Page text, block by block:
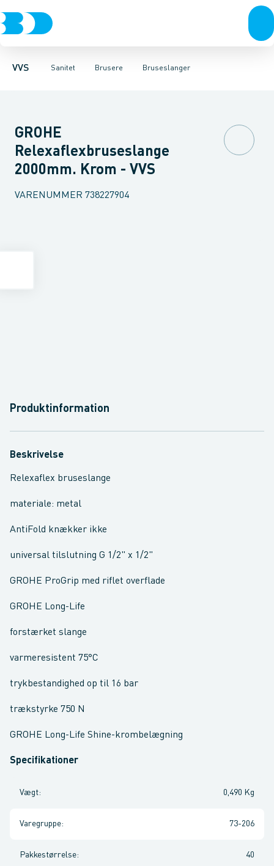
VVS Sanitet
Rør & fittingsPressfittings & rørKuglehaner & ventiler
Brusere
Toiletter, sæder og cisterner VaskeArmaturer
Bruseslanger
HåndbrusereBruseslanger BrusesætBrusestænger
GROHE
Relexaflexbruseslange
2000mm. Krom - VVS
VARENUMMER 738227904
Produktinformation
Beskrivelse
Relexaflex bruseslange
materiale: metal
AntiFold knækker ikke
universal tilslutning G 1/2" x 1/2"
GROHE ProGrip med riflet overflade
GROHE Long-Life
forstærket slange
varmeresistent 75°C
trykbestandighed op til 16 bar
trækstyrke 750 N
GROHE Long-Life Shine-krombelægning
Specifikationer
Vægt: 0,490 Kg
Varegruppe: 73-206
Pakkestørrelse: 40